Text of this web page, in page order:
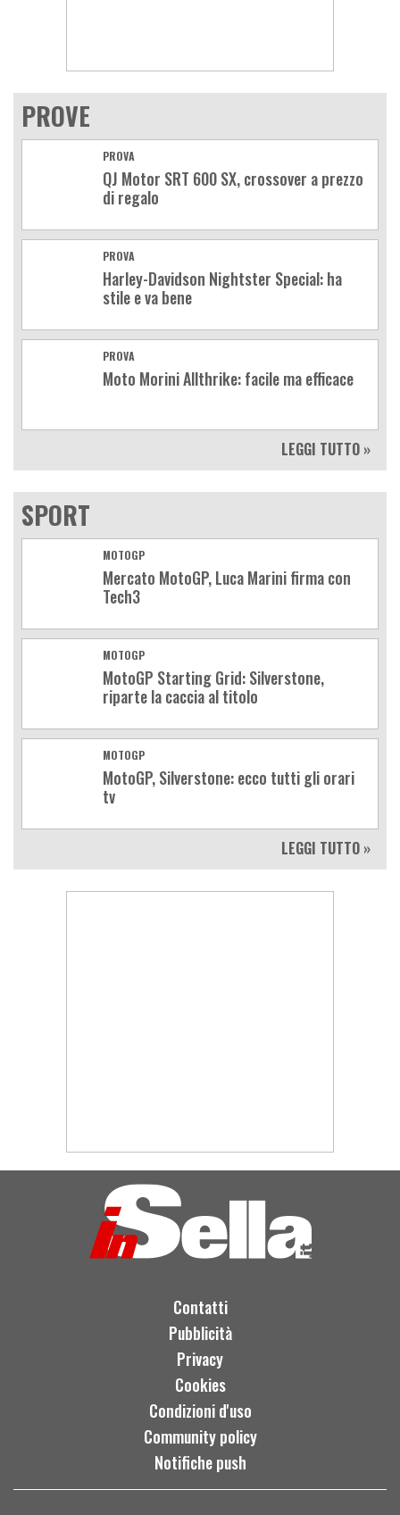
PROVE
PROVA
QJ Motor SRT 600 SX, crossover a prezzo
di regalo
PROVA
Harley-Davidson Nightster Special: ha
stile e va bene
PROVA
Moto Morini Allthrike: facile ma efficace
LEGGI TUTTO »
SPORT
MOTOGP
Mercato MotoGP, Luca Marini firma con
Tech3
MOTOGP
MotoGP Starting Grid: Silverstone,
riparte la caccia al titolo
MOTOGP
MotoGP, Silverstone: ecco tutti gli orari
tv
LEGGI TUTTO »
Contatti
Pubblicità
Privacy
Cookies
Condizioni d'uso
Community policy
Notifiche push